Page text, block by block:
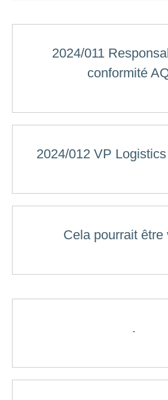
2024/011
conformité
2024/012 VP
Cela pourrait être
.